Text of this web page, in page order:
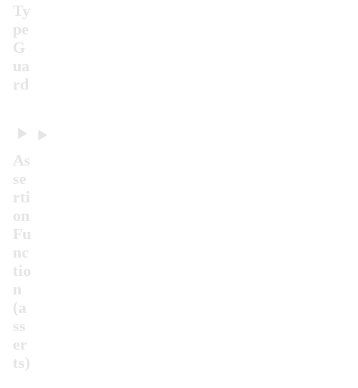
Ty
pe
G
ua
rd
As
se
rti
on
Fu
nc
tio
n
(a
ss
er
ts)